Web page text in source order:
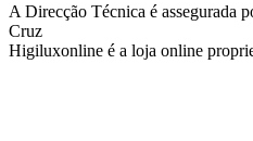
A Direcção Técnica é assegurada
Cruz
Higiluxonline é a loja online